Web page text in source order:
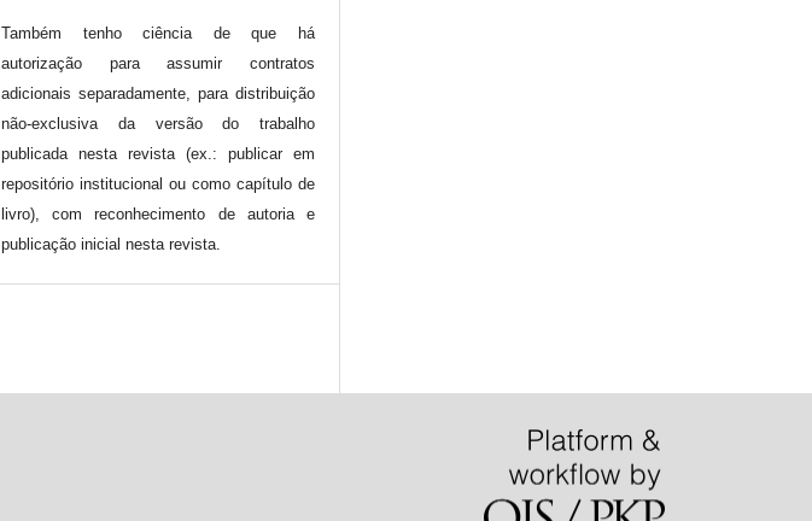
Também tenho ciência de que há
autorização para assumir contratos
adicionais separadamente, para distribuição
não-exclusiva da versão do trabalho
publicada nesta revista (ex.: publicar em
repositório institucional ou como capítulo de
livro), com reconhecimento de autoria e
publicação inicial nesta revista.